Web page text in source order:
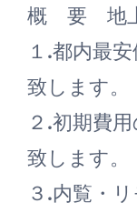
概 要 地上
１.都内最
致します。
２.初期費
致します。
３.内覧・